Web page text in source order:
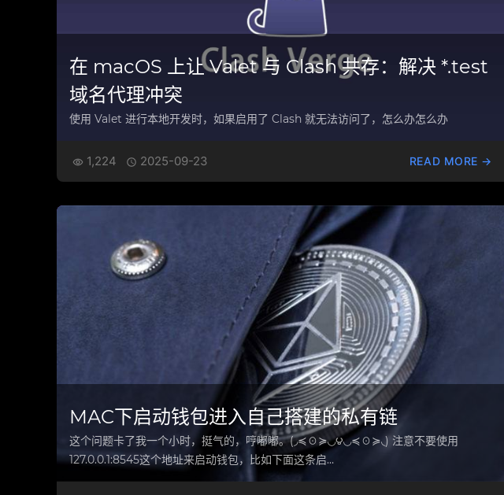
在 macOS 上让 Valet 与 Clash 共存：解决 *.test
域名代理冲突
使用 Valet 进行本地开发时，如果启用了 Clash 就无法访问了，怎么办怎么办
 1,224  2025-09-23 READ MORE →
MAC下启动钱包进入自己搭建的私有链
这个问题卡了我一个小时，挺气的，哼嘟嘟。(◞≼☉≽◟◞౪◟◞≼☉≽◟) 注意不要使用
127.0.0.1:8545这个地址来启动钱包，比如下面这条启…